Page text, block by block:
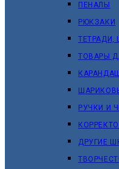
ПЕНАЛЫ
РЮКЗАКИ
ТЕТРАДИ,
ТОВАРЫ
РУЧКИ И
ДРУГИЕ